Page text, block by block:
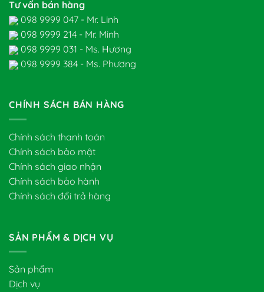
Tư vấn bán hàng
098 9999 047 - Mr. Linh
098 9999 214 - Mr. Minh
098 9999 031 - Ms. Hương
098 9999 384 - Ms. Phương
CHÍNH SÁCH BÁN HÀNG
Chính sách thanh toán
Chính sách bảo mật
Chính sách giao nhận
Chính sách bảo hành
Chính sách đổi trả hàng
SẢN PHẨM & DỊCH VỤ
Sản phẩm
Dịch vụ